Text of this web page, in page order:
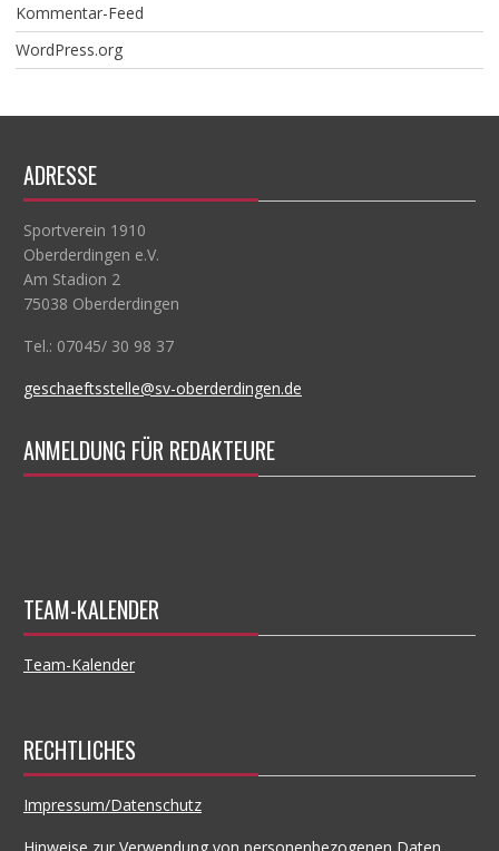
Kommentar-Feed
WordPress.org
ADRESSE
Sportverein 1910
Oberderdingen e.V.
Am Stadion 2
75038 Oberderdingen
Tel.: 07045/ 30 98 37
geschaeftsstelle@sv-oberderdingen.de
ANMELDUNG FÜR REDAKTEURE
TEAM-KALENDER
Team-Kalender
RECHTLICHES
Impressum/Datenschutz
Hinweise zur Verwendung von personenbezogenen Daten